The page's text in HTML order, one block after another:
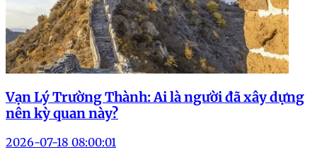
Vạn Lý Trường Thành: Ai là người đã xây dựng
nên kỳ quan này?
2026-07-18 08:00:01